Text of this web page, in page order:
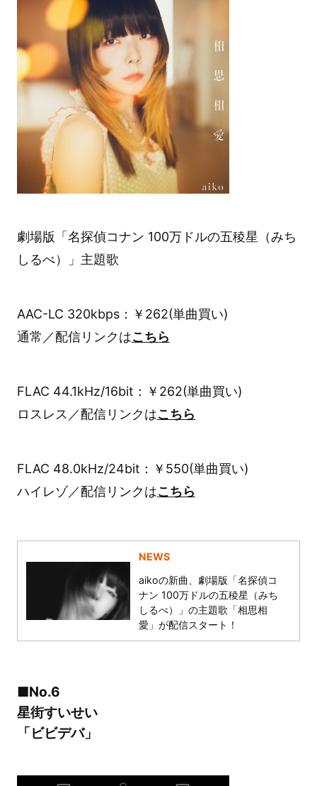
劇場版「名探偵コナン 100万ドルの五稜星（みち
しるべ）」主題歌
AAC-LC 320kbps：￥262(単曲買い)
通常／配信リンクはこちら
FLAC 44.1kHz/16bit：￥262(単曲買い)
ロスレス／配信リンクはこちら
FLAC 48.0kHz/24bit：￥550(単曲買い)
ハイレゾ／配信リンクはこちら
NEWS
aikoの新曲、劇場版「名探偵コ
ナン 100万ドルの五稜星（みち
しるべ）」の主題歌「相思相
愛」が配信スタート！
■No.6
星街すいせい
「ビビデバ」